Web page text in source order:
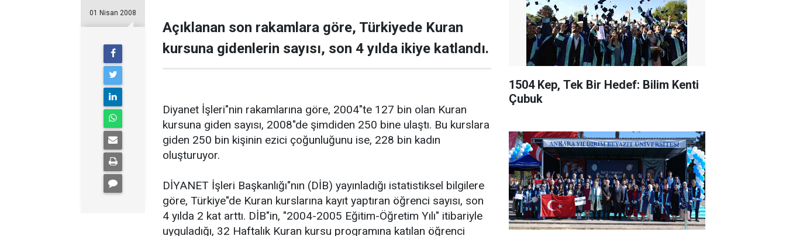
01 Nisan 2008
Açıklanan son rakamlara göre, Türkiyede Kuran
kursuna gidenlerin sayısı, son 4 yılda ikiye katlandı.
Diyanet İşleri"nin rakamlarına göre, 2004"te 127 bin olan Kuran
kursuna giden sayısı, 2008"de şimdiden 250 bine ulaştı. Bu kurslara
giden 250 bin kişinin ezici çoğunluğunu ise, 228 bin kadın
oluşturuyor.
DİYANET İşleri Başkanlığı"nın (DİB) yayınladığı istatistiksel bilgilere
göre, Türkiye"de Kuran kurslarına kayıt yaptıran öğrenci sayısı, son
4 yılda 2 kat arttı. DİB"in, "2004-2005 Eğitim-Öğretim Yılı" itibariyle
uyguladığı, 32 Haftalık Kuran kursu programına katılan öğrenci
1504 Kep, Tek Bir Hedef: Bilim Kenti
Çubuk